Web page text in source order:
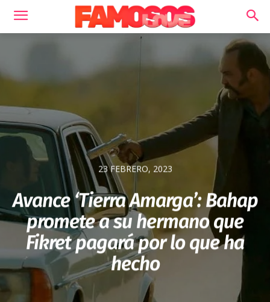
23 FEBRERO, 2023
Avance ‘Tierra Amarga’: Bahap
promete a su hermano que
Fikret pagará por lo que ha
hecho